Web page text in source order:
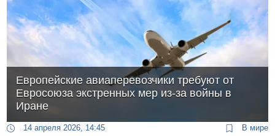
Европейские авиаперевозчики требуют от
Евросоюза экстренных мер из-за войны в
Иране
14 апреля 2026, 14:45 В мире